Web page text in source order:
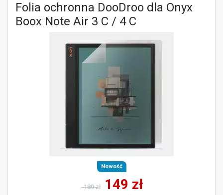
Folia ochronna DooDroo dla Onyx
Boox Note Air 3 C / 4 C
Nowość
189 zł 149 zł